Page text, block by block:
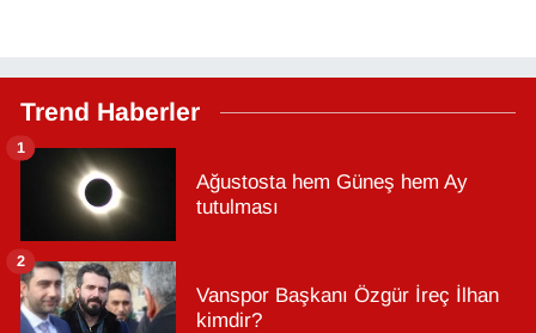
Trend Haberler
Ağustosta hem Güneş hem Ay
tutulması
1
Vanspor Başkanı Özgür İreç İlhan
kimdir?
2